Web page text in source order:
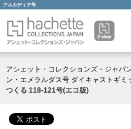
アルカディア号
アシェット・コレクションズ・ジャパ
ン・エメラルダス号 ダイキャストギミ
つくる 118-121号(エコ版)